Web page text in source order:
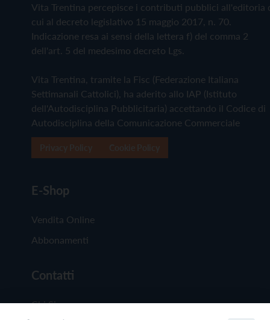
Vita Trentina percepisce i contributi pubblici all'editoria
cui al decreto legislativo 15 maggio 2017, n. 70.
Indicazione resa ai sensi della lettera f) del comma 2
dell'art. 5 del medesimo decreto Lgs.
Vita Trentina, tramite la Fisc (Federazione Italiana
Settimanali Cattolici), ha aderito allo IAP (Istituto
dell'Autodisciplina Pubblicitaria) accettando il Codice di
Autodisciplina della Comunicazione Commerciale
E-Shop
Vendita Online
Abbonamenti
Contatti
Chi Siamo